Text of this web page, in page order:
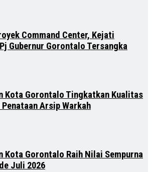
Command Center, Kejati
Gubernur Gorontalo Tersangka
Kota Gorontalo Tingkatkan Kualitas
Arsip Warkah
Kota Gorontalo Raih Nilai Sempurna
Juli 2026